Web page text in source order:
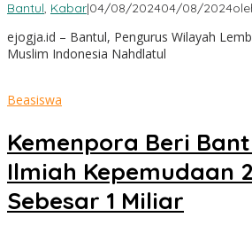
Bantul, Kabar|04/08/202404/08/2024
ejogja.id – Bantul, Pengurus Wilayah
Muslim Indonesia Nahdlatul
Beasiswa
Kemenpora Beri
Ilmiah Kepemudaan
Sebesar 1 Miliar